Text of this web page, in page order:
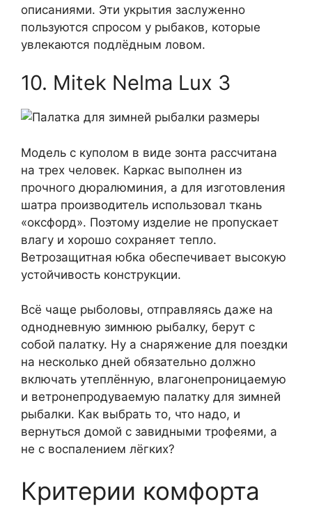
описаниями. Эти укрытия заслуженно
пользуются спросом у рыбаков, которые
увлекаются подлёдным ловом.
10. Mitek Nelma Lux 3
Модель с куполом в виде зонта рассчитана
на трех человек. Каркас выполнен из
прочного дюралюминия, а для изготовления
шатра производитель использовал ткань
«оксфорд». Поэтому изделие не пропускает
влагу и хорошо сохраняет тепло.
Ветрозащитная юбка обеспечивает высокую
устойчивость конструкции.
Всё чаще рыболовы, отправляясь даже на
однодневную зимнюю рыбалку, берут с
собой палатку. Ну а снаряжение для поездки
на несколько дней обязательно должно
включать утеплённую, влагонепроницаемую
и ветронепродуваемую палатку для зимней
рыбалки. Как выбрать то, что надо, и
вернуться домой с завидными трофеями, а
не с воспалением лёгких?
Критерии комфорта